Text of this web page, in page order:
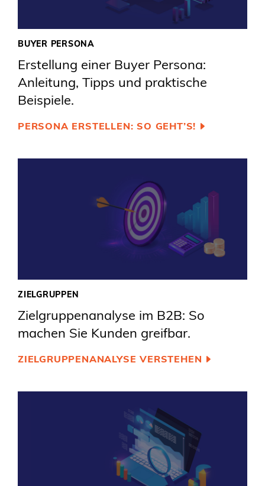
BUYER PERSONA
Erstellung einer Buyer Persona:
Anleitung, Tipps und praktische
Beispiele.
PERSONA ERSTELLEN: SO GEHT’S!
ZIELGRUPPEN
Zielgruppenanalyse im B2B: So
machen Sie Kunden greifbar.
ZIELGRUPPENANALYSE VERSTEHEN